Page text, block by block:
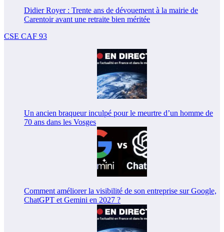
Didier Royer : Trente ans de dévouement à la mairie de
Carentoir avant une retraite bien méritée
CSE CAF 93
Un ancien braqueur inculpé pour le meurtre d’un homme de
70 ans dans les Vosges
Comment améliorer la visibilité de son entreprise sur Google,
ChatGPT et Gemini en 2027 ?